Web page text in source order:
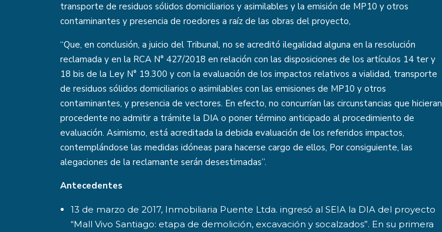
transporte de residuos sólidos domiciliarios y asimilables y la emisión de MP10 y otros
contaminantes y presencia de roedores a raíz de las obras del proyecto,
“Que, en conclusión, a juicio del Tribunal, no se acreditó ilegalidad alguna en la resolución
reclamada y en la RCA N° 427/2018 en relación con las disposiciones de los artículos 14 ter y
18 bis de la Ley N° 19.300 y con la evaluación de los impactos relativos a vialidad, transporte
de residuos sólidos domiciliarios o asimilables con las emisiones de MP10 y otros
contaminantes, y presencia de vectores. En efecto, no concurrían las circunstancias que hicieran
procedente no admitir a trámite la DIA o poner término anticipado al procedimiento de
evaluación. Asimismo, está acreditada la debida evaluación de los referidos impactos,
contemplándose las medidas idóneas para hacerse cargo de ellos, Por consiguiente, las
alegaciones de la reclamante serán desestimadas”.
Antecedentes
13 de marzo de 2017, Inmobiliaria Puente Ltda. ingresó al SEIA la DIA del proyecto
“Mall Vivo Santiago: etapa de demolición, excavación y socalzados”. En su primera